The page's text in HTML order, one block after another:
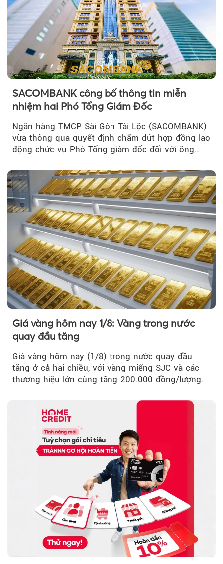
SACOMBANK công bố thông tin miễn
nhiệm hai Phó Tổng Giám Đốc
Ngân hàng TMCP Sài Gòn Tài Lộc (SACOMBANK)
vừa thông qua quyết định chấm dứt hợp đồng lao
động chức vụ Phó Tổng giám đốc đối với ông
Giá vàng hôm nay 1/8: Vàng trong nước
quay đầu tăng
Giá vàng hôm nay (1/8) trong nước quay đầu
tăng ở cả hai chiều, với vàng miếng SJC và các
thương hiệu lớn cùng tăng 200.000 đồng/lượng.